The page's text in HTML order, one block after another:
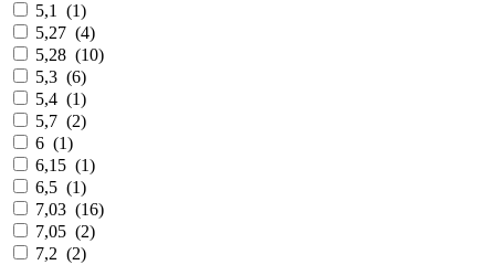
5,1
(1)
5,27 (4)
5,28 (10)
5,3 (6)
5,4 (1)
5,7 (2)
6 (1)
6,15 (1)
6,5 (1)
7,03 (16)
7,05 (2)
7,2 (2)